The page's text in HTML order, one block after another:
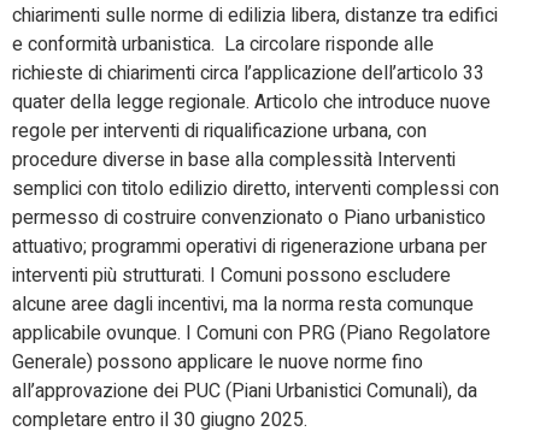
chiarimenti sulle norme di edilizia libera, distanze tra edifici
e conformità urbanistica. La circolare risponde alle
richieste di chiarimenti circa l’applicazione dell’articolo 33
quater della legge regionale. Articolo che introduce nuove
regole per interventi di riqualificazione urbana, con
procedure diverse in base alla complessità Interventi
semplici con titolo edilizio diretto, interventi complessi con
permesso di costruire convenzionato o Piano urbanistico
attuativo; programmi operativi di rigenerazione urbana per
interventi più strutturati. I Comuni possono escludere
alcune aree dagli incentivi, ma la norma resta comunque
applicabile ovunque. I Comuni con PRG (Piano Regolatore
Generale) possono applicare le nuove norme fino
all’approvazione dei PUC (Piani Urbanistici Comunali), da
completare entro il 30 giugno 2025.